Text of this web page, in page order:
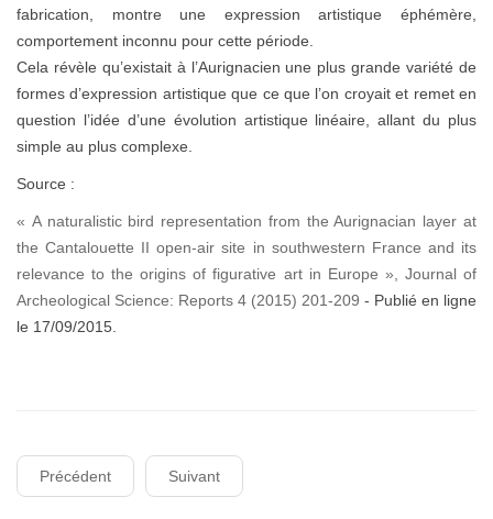
fabrication, montre une expression artistique éphémère,
comportement inconnu pour cette période.
Cela révèle qu’existait à l’Aurignacien une plus grande variété de
formes d’expression artistique que ce que l’on croyait et remet en
question l’idée d’une évolution artistique linéaire, allant du plus
simple au plus complexe.
Source :
« A naturalistic bird representation from the Aurignacian layer at
the Cantalouette II open-air site in southwestern France and its
relevance to the origins of figurative art in Europe », Journal of
Archeological Science: Reports 4 (2015) 201-209 - Publié en ligne
le 17/09/2015.
Précédent Suivant